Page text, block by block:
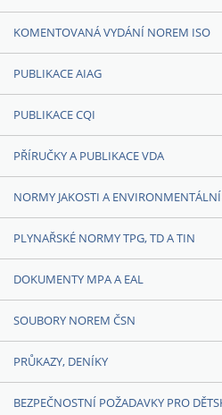
KOMENTOVANÁ VYDÁNÍ NOREM ISO
PUBLIKACE AIAG
PUBLIKACE CQI
PŘÍRUČKY A PUBLIKACE VDA
NORMY JAKOSTI A
PLYNAŘSKÉ NORMY TPG, TD A TIN
DOKUMENTY MPA A EAL
SOUBORY NOREM ČSN
PRŮKAZY, DENÍKY
BEZPEČNOSTNÍ POŽADAVKY PRO